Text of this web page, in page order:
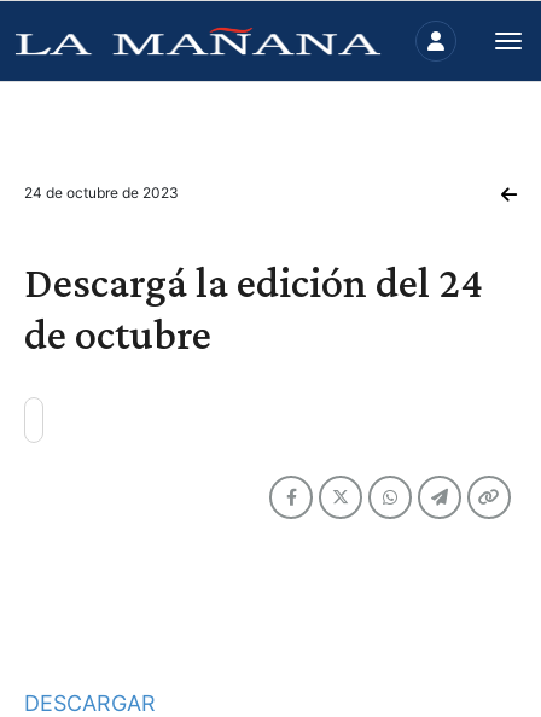
24 de octubre de 2023
Descargá la edición del 24
de octubre
DESCARGAR